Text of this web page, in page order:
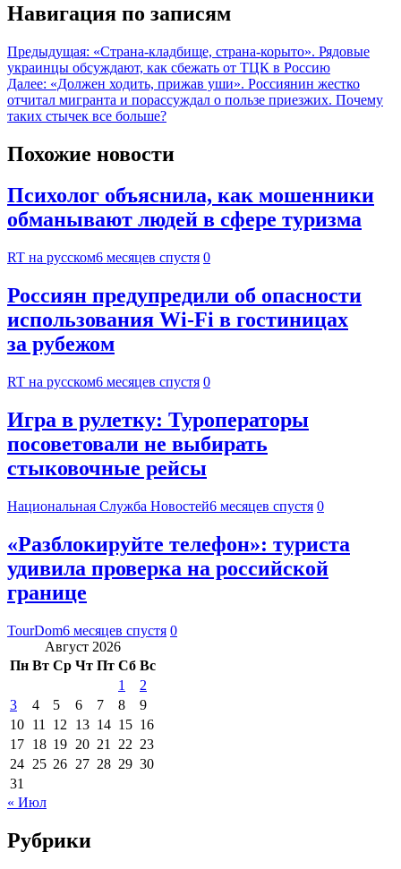
Навигация по записям
Предыдущая: «Страна-кладбище, страна-корыто». Рядовые
украинцы обсуждают, как сбежать от ТЦК в Россию
Далее: «Должен ходить, прижав уши». Россиянин жестко
отчитал мигранта и порассуждал о пользе приезжих. Почему
таких стычек все больше?
Похожие новости
Психолог объяснила, как мошенники
обманывают людей в сфере туризма
RT на русском6 месяцев спустя 0
Россиян предупредили об опасности
использования Wi-Fi в гостиницах
за рубежом
RT на русском6 месяцев спустя 0
Игра в рулетку: Туроператоры
посоветовали не выбирать
стыковочные рейсы
Национальная Служба Новостей6 месяцев спустя 0
«Разблокируйте телефон»: туриста
удивила проверка на российской
границе
TourDom6 месяцев спустя 0
Август 2026
Пн Вт Ср Чт Пт Сб Вс
1
2
3
4 5 6 7 8
9
10 11 12 13 14 15 16
17 18 19 20 21 22 23
24 25 26 27 28 29 30
31
« Июл
Рубрики